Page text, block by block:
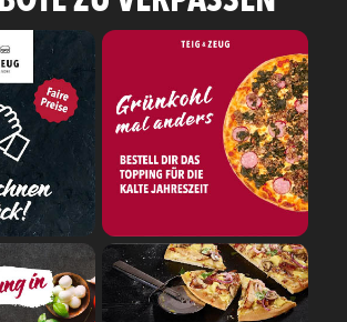
VEGI/VEGAN
SALAT
SNACKS
DIPS/EXTRAS
DESSERT